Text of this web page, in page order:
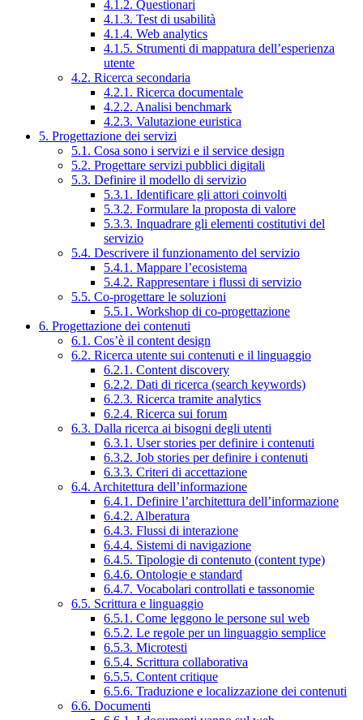
4.1.2. Questionari
4.1.3. Test di usabilità
4.1.4. Web analytics
4.1.5. Strumenti di mappatura dell’esperienza
utente
4.2. Ricerca secondaria
4.2.1. Ricerca documentale
4.2.2. Analisi benchmark
4.2.3. Valutazione euristica
5. Progettazione dei servizi
5.1. Cosa sono i servizi e il service design
5.2. Progettare servizi pubblici digitali
5.3. Definire il modello di servizio
5.3.1. Identificare gli attori coinvolti
5.3.2. Formulare la proposta di valore
5.3.3. Inquadrare gli elementi costitutivi del
servizio
5.4. Descrivere il funzionamento del servizio
5.4.1. Mappare l’ecosistema
5.4.2. Rappresentare i flussi di servizio
5.5. Co-progettare le soluzioni
5.5.1. Workshop di co-progettazione
6. Progettazione dei contenuti
6.1. Cos’è il content design
6.2. Ricerca utente sui contenuti e il linguaggio
6.2.1. Content discovery
6.2.2. Dati di ricerca (search keywords)
6.2.3. Ricerca tramite analytics
6.2.4. Ricerca sui forum
6.3. Dalla ricerca ai bisogni degli utenti
6.3.1. User stories per definire i contenuti
6.3.2. Job stories per definire i contenuti
6.3.3. Criteri di accettazione
6.4. Architettura dell’informazione
6.4.1. Definire l’architettura dell’informazione
6.4.2. Alberatura
6.4.3. Flussi di interazione
6.4.4. Sistemi di navigazione
6.4.5. Tipologie di contenuto (content type)
6.4.6. Ontologie e standard
6.4.7. Vocabolari controllati e tassonomie
6.5. Scrittura e linguaggio
6.5.1. Come leggono le persone sul web
6.5.2. Le regole per un linguaggio semplice
6.5.3. Microtesti
6.5.4. Scrittura collaborativa
6.5.5. Content critique
6.5.6. Traduzione e localizzazione dei contenuti
6.6. Documenti